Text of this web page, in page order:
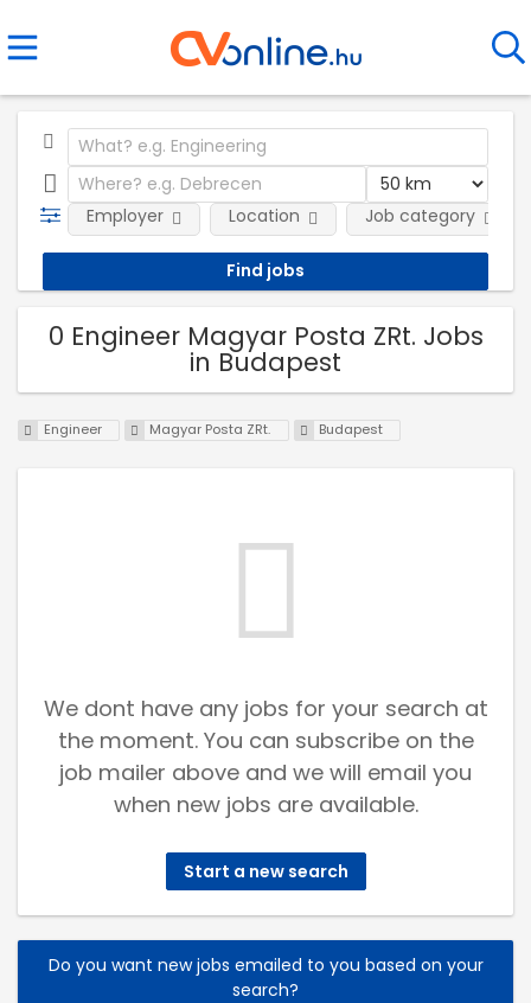
Employer Location Job category
0 Engineer Magyar Posta ZRt. Jobs
in Budapest
Engineer Magyar Posta ZRt. Budapest
We dont have any jobs for your search at
the moment. You can subscribe on the
job mailer above and we will email you
when new jobs are available.
Start a new search
Do you want new jobs emailed to you based on your
search?